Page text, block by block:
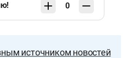
0
источником новостей